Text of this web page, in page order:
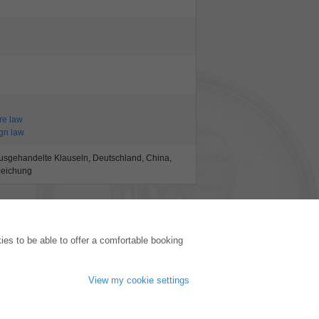
to be able to offer a comfortable booking
View my cookie settings
law
law
Klauseln, Deutschland, China,
Legally Responsible